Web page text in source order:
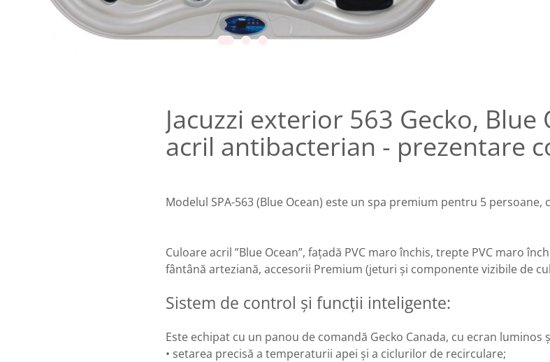
Jacuzzi exterior 563 Gecko, Blue
acril antibacterian - prezentare
Modelul SPA-563 (Blue Ocean) este un spa premium pentru 5 persoane,
Culoare acril ”Blue Ocean”, fațadă PVC maro închis, trepte PVC maro
fântână arteziană, accesorii Premium (jeturi și componente vizibile de
Sistem de control și funcții inteligente:
Este echipat cu un panou de comandă Gecko Canada, cu ecran
• setarea precisă a temperaturii apei și a ciclurilor de recirculare;